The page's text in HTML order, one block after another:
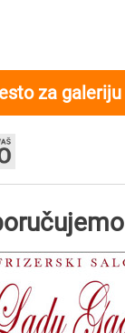
za galeriju